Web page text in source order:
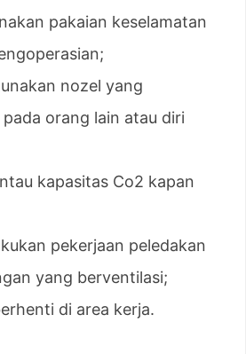
pakaian keselamatan
nozel yang
orang lain atau diri
kapasitas Co2 kapan
pekerjaan peledakan
yang berventilasi;
di area kerja.